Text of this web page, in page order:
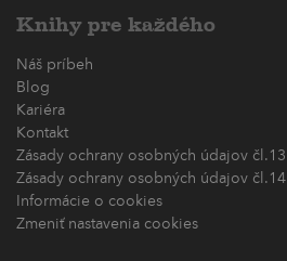
Knihy pre každého
Náš príbeh
Blog
Kariéra
Kontakt
Zásady ochrany osobných údajov čl.13
Zásady ochrany osobných údajov čl.14
Informácie o cookies
Zmeniť nastavenia cookies